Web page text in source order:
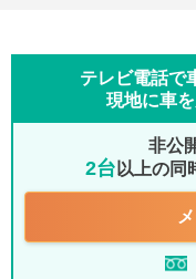
テレビ電話で
現地に車
非公
2台 以上の同